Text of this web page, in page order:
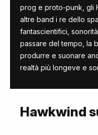
prog e proto-punk, gli
altre band i re dello
fantascientifici,
passare del tempo, la
produrre e suonare
realtà più longeve e
Hawkwind